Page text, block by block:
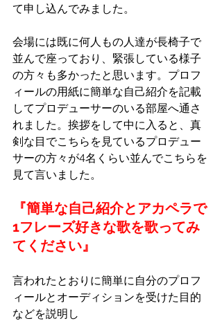
て申し込んでみました。
会場には既に何人もの人達が長椅子で
並んで座っており、緊張している様子
の方々も多かったと思います。プロフ
ィールの用紙に簡単な自己紹介を記載
してプロデューサーのいる部屋へ通さ
れました。挨拶をして中に入ると、真
剣な目でこちらを見ているプロデュー
サーの方々が4名くらい並んでこちらを
見て言いました。
『簡単な自己紹介とアカペラで
1フレーズ好きな歌を歌ってみ
てください』
言われたとおりに簡単に自分のプロフ
ィールとオーディションを受けた目的
などを説明し